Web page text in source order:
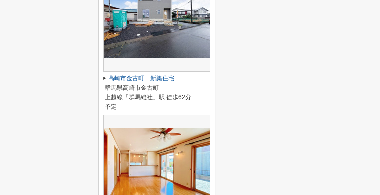
高崎市金古町 新築住宅
群馬県高崎市金古町
上越線「群馬総社」駅 徒歩62分
予定